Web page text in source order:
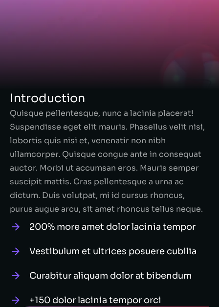
Introduction
Quisque pellentesque, nunc a lacinia placerat!
Suspendisse eget elit mauris. Phasellus velit nisi,
lobortis quis nisi et, venenatir non nibh
ullamcorper. Quisque congue ante in consequat
auctor. Morbi ut accumsan eros. Mauris semper
suscipit mattis. Cras pellentesque a urna ac
dictum. Duis volutpat, mi id cursus rhoncus,
purus augue arcu, sit amet rhoncus tellus neque.
200% more amet dolor lacinia tempor
Vestibulum et ultrices posuere cubilia
Curabitur aliquam dolor at bibendum
+150 dolor lacinia tempor orci